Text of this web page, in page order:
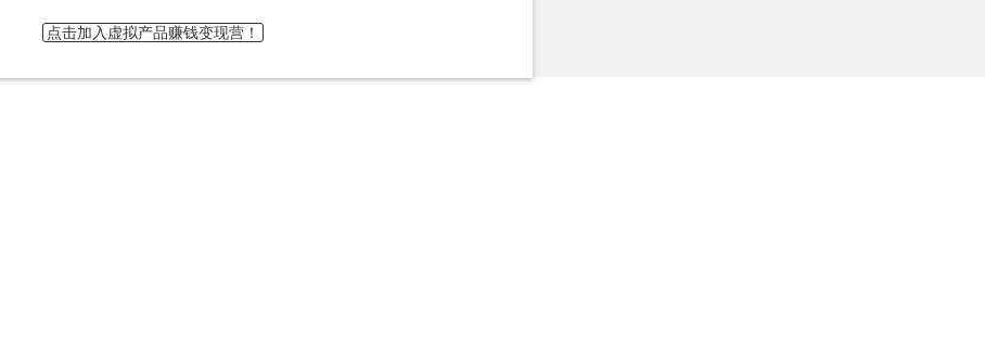
Copyright@虚拟产品变现营 Powered By
点击加入虚拟产品赚钱变现营！